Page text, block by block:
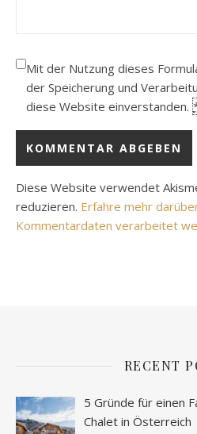
Mit der Nutzung dieses
der Speicherung und
diese Website einverstanden.
Diese Website verwendet
reduzieren. Erfahre mehr
Kommentardaten verarbeitet
RECENT
5 Gründe für einen
Chalet in Österreich